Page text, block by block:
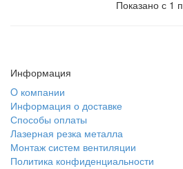
Показано с 1
Информация
O компании
Информация о доставке
Способы оплаты
Лазерная резка металла
Монтаж систем вентиляции
Политика конфиденциальности